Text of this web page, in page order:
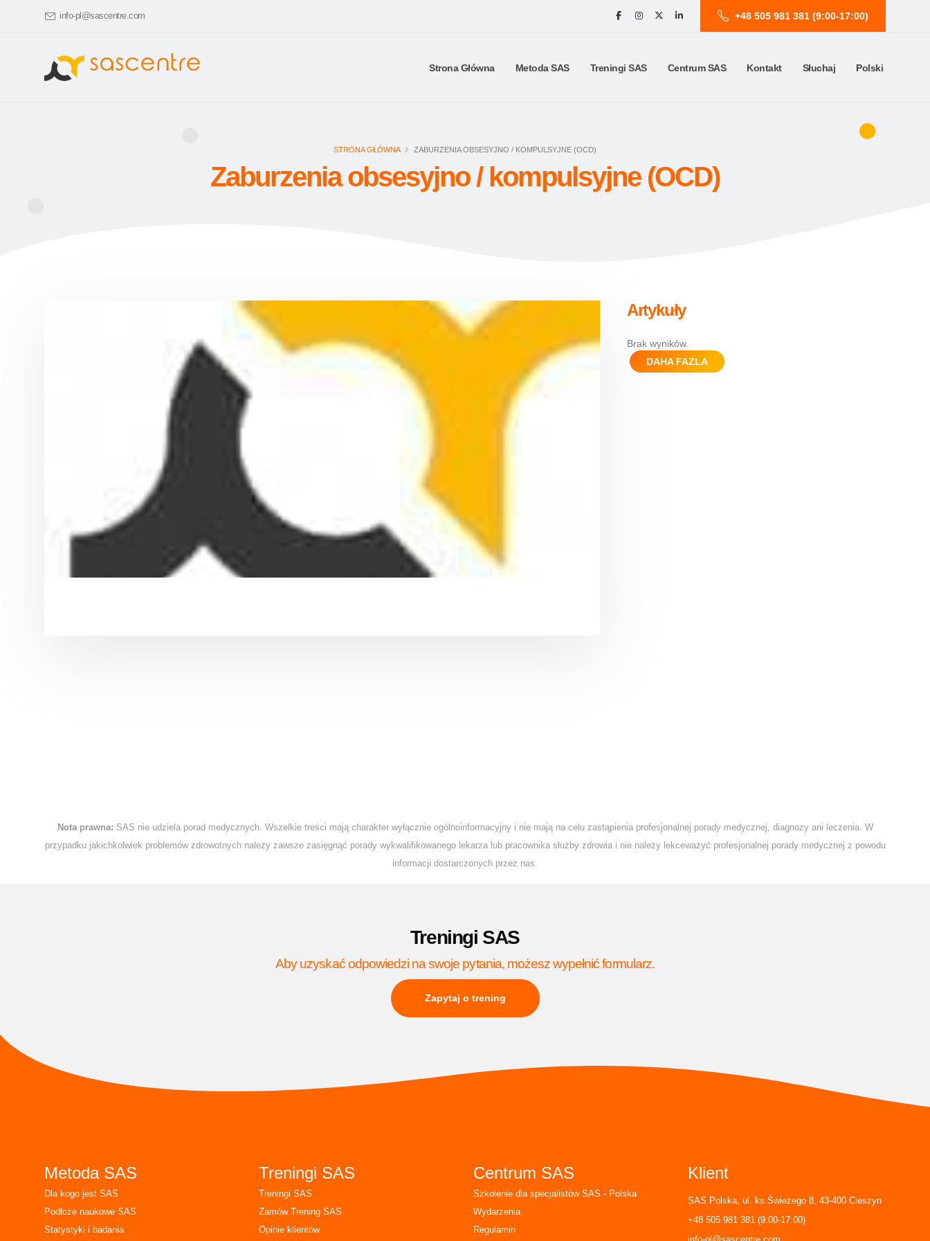
info-pl@sascentre.com +48 505 981 381 (9:00-17:00)
Strona Główna Metoda SAS Treningi SAS Centrum SAS Kontakt Słuchaj Polski
STRONA GŁÓWNA ZABURZENIA OBSESYJNO / KOMPULSYJNE (OCD)
Zaburzenia obsesyjno / kompulsyjne (OCD)
Artykuły
Brak wyników.
DAHA FAZLA
Nota prawna: SAS nie udziela porad medycznych. Wszelkie treści mają charakter wyłącznie ogólnoinformacyjny i nie mają na celu zastąpienia profesjonalnej porady medycznej, diagnozy ani leczenia. W
przypadku jakichkolwiek problemów zdrowotnych należy zawsze zasięgnąć porady wykwalifikowanego lekarza lub pracownika służby zdrowia i nie należy lekceważyć profesjonalnej porady medycznej z powodu
informacji dostarczonych przez nas.
Treningi SAS
Aby uzyskać odpowiedzi na swoje pytania, możesz wypełnić formularz.
Zapytaj o trening
Metoda SAS
Dla kogo jest SAS
Podłoże naukowe SAS
Statystyki i badania
Treningi SAS
Treningi SAS
Zamów Trening SAS
Opinie klientów
Centrum SAS
Szkolenie dla specjalistów SAS - Polska
Wydarzenia
Regulamin
Klient
SAS Polska, ul. ks.Świeżego 8, 43-400 Cieszyn
+48 505 981 381 (9:00-17:00)